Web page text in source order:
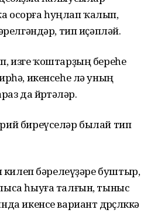
осорға һуңлап ҡалып,
тип иҫәпләй.
изге ҡоштарҙың береһе
икенсеһе лә уның
да йөрөтәләр.
биреүселәр былай тип
килеп бәрелеүҙәре буштыр,
һыуға талғын, тыныс
икенсе вариант дөрөҫлөккә